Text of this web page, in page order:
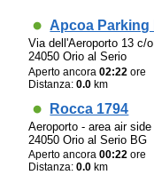
Apcoa Parking
Via dell'Aeroporto 13 c/
24050 Orio al Serio
Aperto ancora02:22 ore
Distanza:0.0 km
Rocca 1794
Aeroporto - area air
24050 Orio al Serio BG
Aperto ancora00:22 ore
Distanza:0.0 km